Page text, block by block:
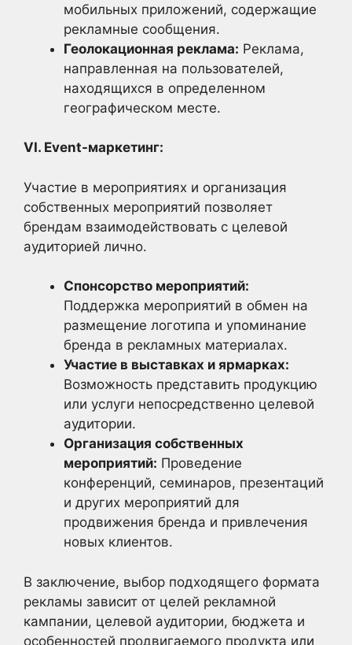
мобильных приложений, содержащие
рекламные сообщения.
Геолокационная реклама: Реклама,
направленная на пользователей,
находящихся в определенном
географическом месте.
VI. Event-маркетинг:
Участие в мероприятиях и организация
собственных мероприятий позволяет
брендам взаимодействовать с целевой
аудиторией лично.
Спонсорство мероприятий:
Поддержка мероприятий в обмен на
размещение логотипа и упоминание
бренда в рекламных материалах.
Участие в выставках и ярмарках:
Возможность представить продукцию
или услуги непосредственно целевой
аудитории.
Организация собственных
мероприятий: Проведение
конференций, семинаров, презентаций
и других мероприятий для
продвижения бренда и привлечения
новых клиентов.
В заключение, выбор подходящего формата
рекламы зависит от целей рекламной
кампании, целевой аудитории, бюджета и
особенностей продвигаемого продукта или